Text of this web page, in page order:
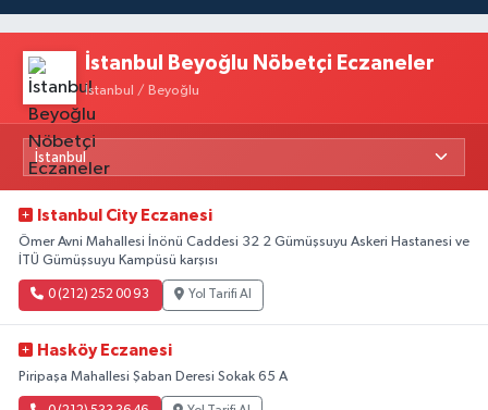
İstanbul / Beyoğlu
Istanbul City Eczanesi
Ömer Avni Mahallesi İnönü Caddesi 32 2 Gümüşsuyu Askeri Hastanesi ve
0 (212) 252 00 93 Yol Tarifi Al
Piripaşa Mahallesi Şaban Deresi Sokak 65 A
Zent Eczanesi